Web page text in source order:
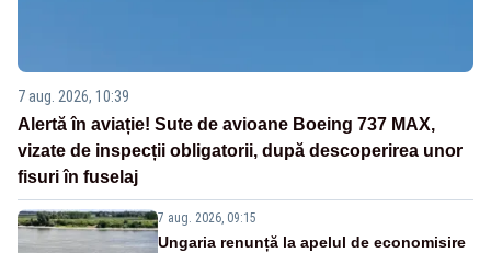
7 aug. 2026, 10:39
Alertă în aviație! Sute de avioane Boeing 737 MAX,
vizate de inspecții obligatorii, după descoperirea unor
fisuri în fuselaj
7 aug. 2026, 09:15
Ungaria renunță la apelul de economisire